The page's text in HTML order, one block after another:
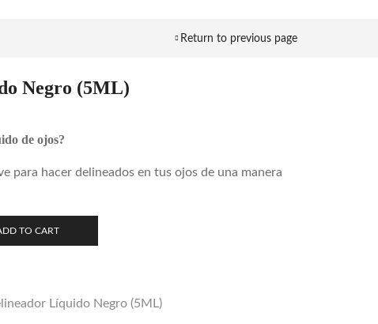
Return to previous page
Negro (5ML)
de ojos?
para hacer delineados en tus ojos de una manera
TO CART
Líquido Negro (5ML)